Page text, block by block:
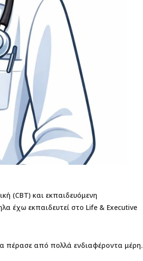
(CBT) και εκπαιδευόμενη
έχω εκπαιδευτεί στο Life & Executive
πέρασε από πολλά ενδιαφέροντα μέρη.